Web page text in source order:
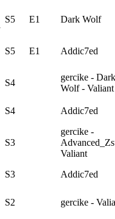
S5 E1 Dark Wolf
S5 E1 Addic7ed
S4
gercike - Dark
Wolf - Valiant
S4 Addic7ed
S3
gercike -
Valiant
S3 Addic7ed
S2 gercike -